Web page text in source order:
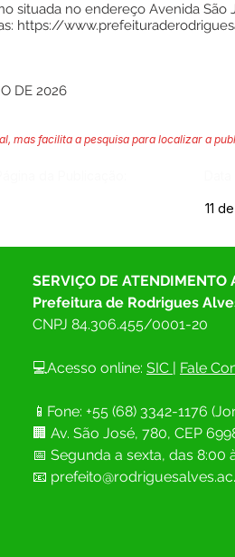
situada no endereço Avenida São
https://
DE 2026
mas facilita a pesquisa para localizar a
11
SERVIÇO DE ATENDIMENTO
Prefeitura de Rodrigues
CNPJ 84.306.455/0001-20
💻Acesso online: SIC | Fale
📱Fone: +55 (68) 3342-1176
🏢 Av. São José, 780, CEP
📅 Segunda a sexta, das 8:00
📧